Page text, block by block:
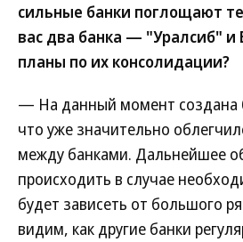
сильные банки поглощают
вас два банка — "Уралсиб" и
планы по их консолидации?
— На данный момент создана
что уже значительно
между банками. Дальнейшее
происходить в случае
будет зависеть от большого
видим, как другие банки